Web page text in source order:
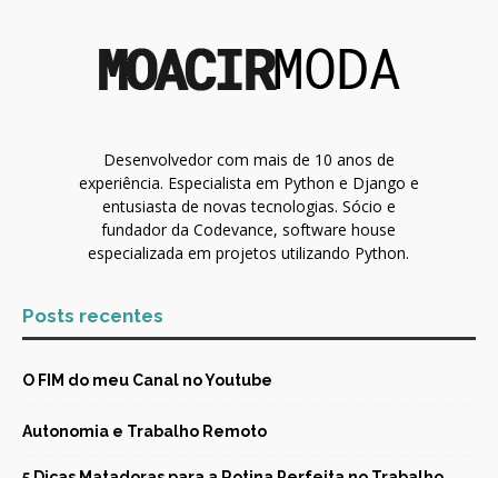
Desenvolvedor com mais de 10 anos de
experiência. Especialista em Python e Django e
entusiasta de novas tecnologias. Sócio e
fundador da Codevance, software house
especializada em projetos utilizando Python.
Posts recentes
O FIM do meu Canal no Youtube
Autonomia e Trabalho Remoto